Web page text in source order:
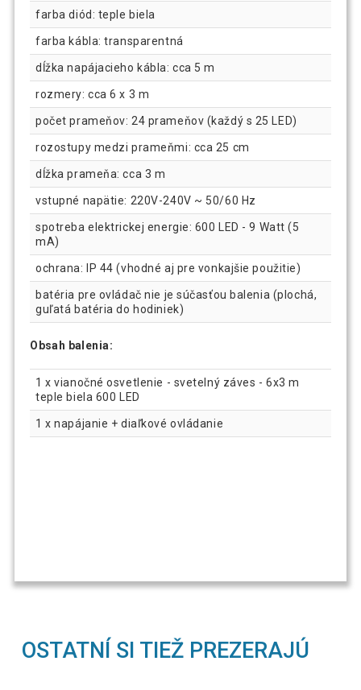
farba diód: teple biela
farba kábla: transparentná
dĺžka napájacieho kábla: cca 5 m
rozmery: cca 6 x 3 m
počet prameňov: 24 prameňov (každý s 25 LED)
rozostupy medzi prameňmi: cca 25 cm
dĺžka prameňa: cca 3 m
vstupné napätie: 220V-240V ~ 50/60 Hz
spotreba elektrickej energie: 600 LED - 9 Watt (5
mA)
ochrana: IP 44 (vhodné aj pre vonkajšie použitie)
batéria pre ovládač nie je súčasťou balenia (plochá,
guľatá batéria do hodiniek)
Obsah balenia:
1 x vianočné osvetlenie - svetelný záves - 6x3 m
teple biela 600 LED
1 x napájanie + diaľkové ovládanie
OSTATNÍ SI TIEŽ PREZERAJÚ